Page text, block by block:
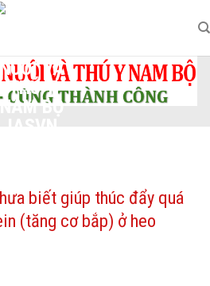
biết giúp thúc đẩy quá
(tăng cơ bắp) ở heo